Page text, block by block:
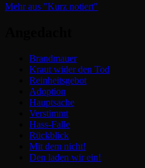
Mehr aus "Kurz notiert"
Brandmauer
Kraut wider den Tod
Reinheitsgebot
Adoption
Hauptsache
Verstimmt
Hass-Falle
Rückblick
Mit dem nicht!
Den laden wir ein!